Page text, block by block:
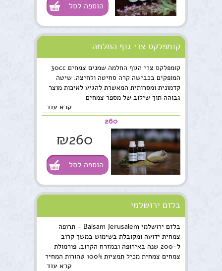
הוספה לסל
קומפלקס צרי גוף החלמה
קומפלקס צרי הגוף החלמה שמנים צמחים 30cc
המופקים בכבישה קרה סחיטה ולחיצה. שיטה
קדמונית ומסרותית המאשרת להגיע לאיכות מוצר
גבוהה תוך שילוב של מספר צמחים
קרא עוד
260
₪260
הוספה לסל
בלזם ירושלמי
בלזם ירושלמי Balsam Jerusalem - תרופה
צמחית ידועה ומקובלת בשימוש במשך קרוב
ל-200 שנה באירופה ובמזרח הקרוב. פורמולת
צמחים צמחית מכיל תמציות 100% טהורות המחיר
קרא עוד